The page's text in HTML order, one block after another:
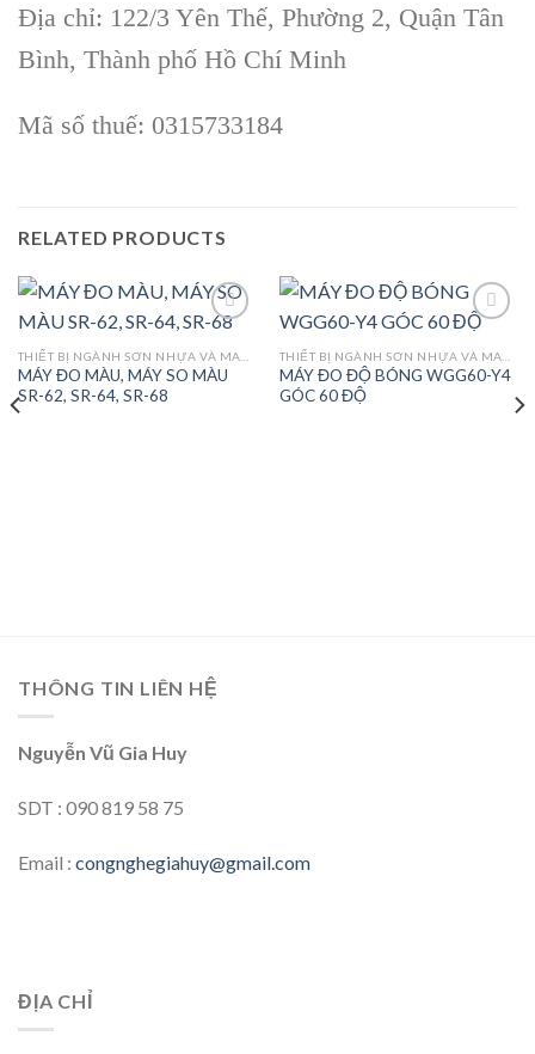
Địa chỉ: 122/3 Yên Thế, Phường 2, Quận Tân
Bình, Thành phố Hồ Chí Minh
Mã số thuế: 0315733184
RELATED PRODUCTS
Add to
THIẾT BỊ NGÀNH SƠN NHỰA VÀ MAY MẶC
MÁY ĐO MÀU, MÁY SO MÀU
SR-62, SR-64, SR-68
Add to
THIẾT BỊ NGÀNH SƠN NHỰA VÀ MAY MẶC
MÁY ĐO ĐỘ BÓNG WGG60-Y4
GÓC 60 ĐỘ
THÔNG TIN LIÊN HỆ
Nguyễn Vũ Gia Huy
SDT : 090 819 58 75
Email : congnghegiahuy@gmail.com
ĐỊA CHỈ